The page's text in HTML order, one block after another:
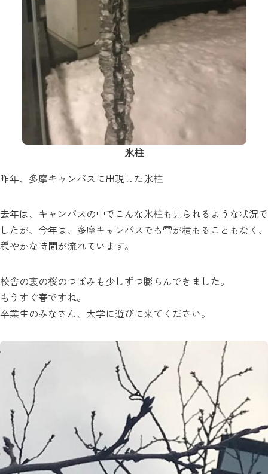
氷柱
昨年、多摩キャンパスに出現した氷柱
去年は、キャンパスの中でこんな氷柱も見られるような状況で
したが、今年は、多摩キャンパスでも雪が積もることもなく、
穏やかな時間が流れています。
校舎の裏の桜のつぼみも少しずつ膨らんできました。
もうすぐ春ですね。
卒業生のみなさん、大学に遊びに来てください。